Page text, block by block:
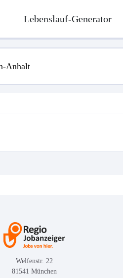
Lebenslauf-Generator
Welfenstr. 22
81541 München